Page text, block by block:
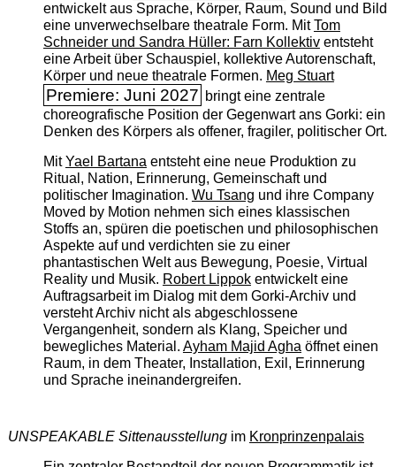
entwickelt aus Sprache, Körper, Raum, Sound und Bild
eine unverwechselbare theatrale Form. MitTom
Schneider und Sandra Hüller: Farn Kollektiventsteht
eine Arbeit über Schauspiel, kollektive Autorenschaft,
Körper und neue theatrale Formen. Meg Stuart
Premiere: Juni 2027 bringt eine zentrale
choreografische Position der Gegenwart ans Gorki: ein
Denken des Körpers als offener, fragiler, politischer Ort.
MitYael Bartanaentsteht eine neue Produktion zu
Ritual, Nation, Erinnerung, Gemeinschaft und
politischer Imagination. Wu Tsang und ihre Company
Moved by Motion nehmen sich eines klassischen
Stoffs an, spüren die poetischen und philosophischen
Aspekte auf und verdichten sie zu einer
phantastischen Welt aus Bewegung, Poesie, Virtual
Reality und Musik. Robert Lippokentwickelt eine
Auftragsarbeit im Dialog mit dem Gorki-Archiv und
versteht Archiv nicht als abgeschlossene
Vergangenheit, sondern als Klang, Speicher und
bewegliches Material. Ayham Majid Aghaöffnet einen
Raum, in dem Theater, Installation, Exil, Erinnerung
und Sprache ineinandergreifen.
UNSPEAKABLE Sittenausstellungim Kronprinzenpalais